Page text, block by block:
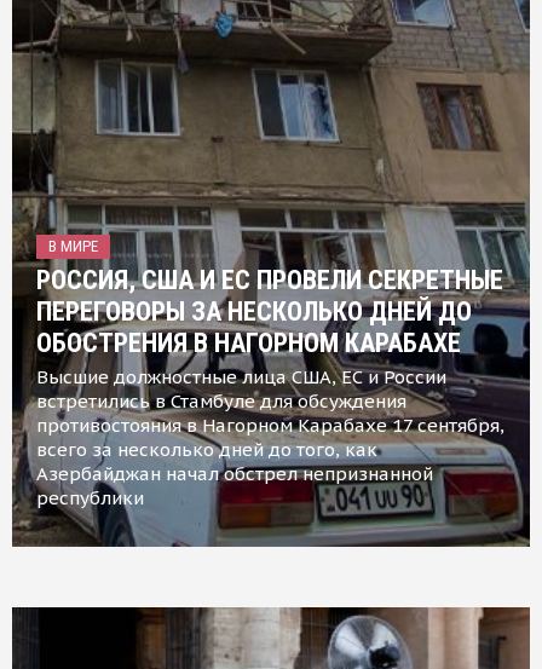
В МИРЕ
РОССИЯ, США И ЕС ПРОВЕЛИ СЕКРЕТНЫЕ
ПЕРЕГОВОРЫ ЗА НЕСКОЛЬКО ДНЕЙ ДО
ОБОСТРЕНИЯ В НАГОРНОМ КАРАБАХЕ
Высшие должностные лица США, ЕС и России
встретились в Стамбуле для обсуждения
противостояния в Нагорном Карабахе 17 сентября,
всего за несколько дней до того, как
Азербайджан начал обстрел непризнанной
республики